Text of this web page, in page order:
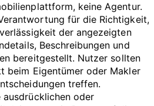
keine Agentur.
für die Richtigkeit,
der angezeigten
Beschreibungen und
bereitgestellt. Nutzer sollten
beim Eigentümer oder Makler
treffen.
oder